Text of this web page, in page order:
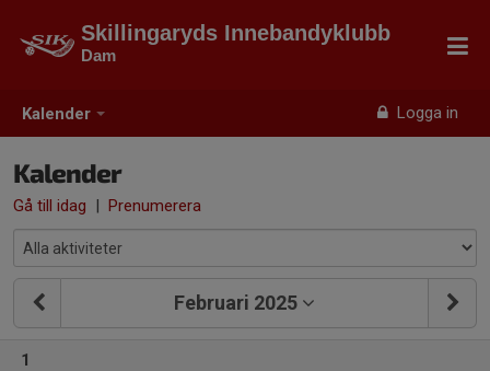
Kalender Logga in
Skillingaryds Innebandyklubb
Dam
Kalender
Gå till idag | Prenumerera
Februari 2025
1